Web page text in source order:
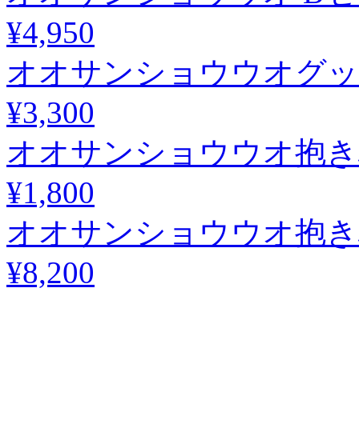
¥4,950
オオサンショウウオグ
¥3,300
オオサンショウウオ抱
¥1,800
オオサンショウウオ抱
¥8,200